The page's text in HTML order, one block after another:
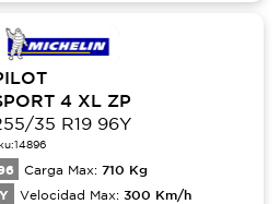
4 XL ZP
35 R19 96Y
14896
Carga Max: 710 Kg
Y Velocidad Max: 300 Km/h